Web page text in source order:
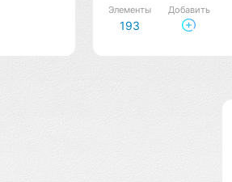
Элементы
193
Добавить